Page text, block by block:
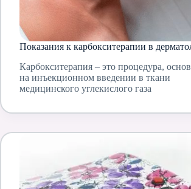
Показания к карбокситерапии в
Карбокситерапия – это процедура,
на инъекционном введении в ткани
медицинского углекислого газа